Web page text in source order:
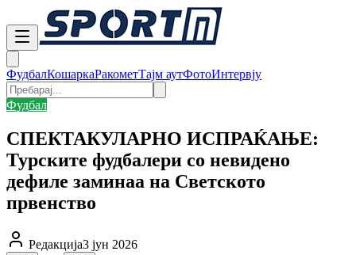
ФудбалКошаркаРакометТајм аутФотоИнтервју
Фудбал
СПЕКТАКУЛАРНО ИСПРАЌАЊЕ:
Турските фудбалери со невидено
дефиле заминаа на Светското
првенство
Редакција3 јун 2026